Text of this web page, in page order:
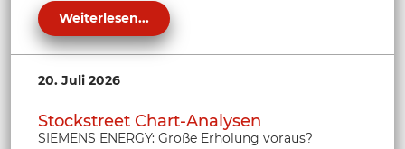
Weiterlesen...
20. Juli 2026
Stockstreet Chart-Analysen
SIEMENS ENERGY: Große Erholung voraus?